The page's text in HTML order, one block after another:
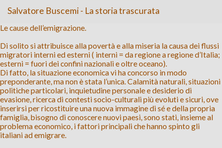
Salvatore Buscemi - La storia trascurata
Le cause dell’emigrazione.
Di solito si attribuisce alla povertà e alla miseria la causa dei flussi
migratori interni ed esterni ( interni = da regione a regione d’Italia;
esterni = fuori dei confini nazionali e oltre oceano).
Di fatto, la situazione economica vi ha concorso in modo
preponderante, ma non è stata l’unica. Calamità naturali, situazioni
politiche particolari, inquietudine personale e desiderio di
evasione, ricerca di contesti socio-culturali più evoluti e sicuri, ove
inserirsi per ricostituire una nuova immagine di sé e della propria
famiglia, bisogno di conoscere nuovi paesi, sono stati, insieme al
problema economico, i fattori principali che hanno spinto gli
italiani ad emigrare.